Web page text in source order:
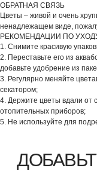
ОБРАТНАЯ СВЯЗЬ
Цветы – живой и очень
ненадлежащем виде,
РЕКОМЕНДАЦИИ ПО
1. Снимите красивую
2. Переставьте его из
добавьте удобрение из
3. Регулярно меняйте
секатором;
4. Держите цветы вдали от
отопительных приборов;
5. Не используйте для